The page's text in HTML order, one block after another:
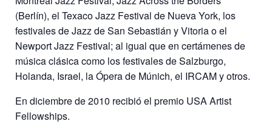
(Berlín), el Texaco Jazz Festival de Nueva York, los
festivales de Jazz de San Sebastián y Vitoria o el
Newport Jazz Festival; al igual que en certámenes de
música clásica como los festivales de Salzburgo,
Holanda, Israel, la Ópera de Múnich, el IRCAM y otros.
En diciembre de 2010 recibió el premio USA Artist
Fellowships.